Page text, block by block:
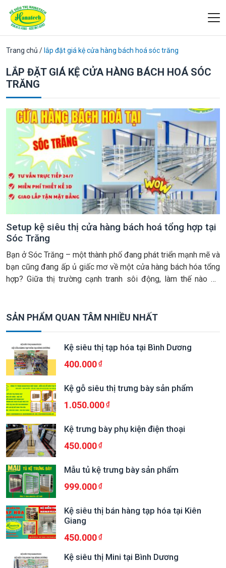
Trang chủ / lắp đặt giá kệ cửa hàng bách hoá sóc trăng
LẮP ĐẶT GIÁ KỆ CỬA HÀNG BÁCH HOÁ SÓC
TRĂNG
Setup kệ siêu thị cửa hàng bách hoá tổng hợp tại
Sóc Trăng
Bạn ở Sóc Trăng – một thành phố đang phát triển mạnh mẽ và
bạn cũng đang ấp ủ giấc mơ về một cửa hàng bách hóa tổng
hợp? Giữa thị trường cạnh tranh sôi động, làm thế nào để
SẢN PHẨM QUAN TÂM NHIỀU NHẤT
Kệ siêu thị tạp hóa tại Bình Dương
400.000
Kệ gỗ siêu thị trưng bày sản phẩm
1.050.000
Kệ trưng bày phụ kiện điện thoại
450.000
Mẫu tủ kệ trưng bày sản phẩm
999.000
Kệ siêu thị bán hàng tạp hóa tại Kiên
Giang
450.000
Kệ siêu thị Mini tại Bình Dương